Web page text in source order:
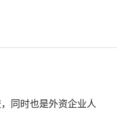
同时也是外资企业人